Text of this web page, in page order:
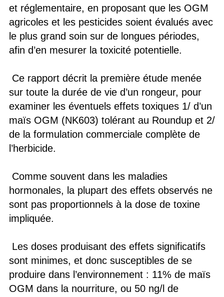
et réglementaire, en proposant que les OGM
agricoles et les pesticides soient évalués avec
le plus grand soin sur de longues périodes,
afin d’en mesurer la toxicité potentielle.
Ce rapport décrit la première étude menée
sur toute la durée de vie d’un rongeur, pour
examiner les éventuels effets toxiques 1/ d’un
maïs OGM (NK603) tolérant au Roundup et 2/
de la formulation commerciale complète de
l’herbicide.
Comme souvent dans les maladies
hormonales, la plupart des effets observés ne
sont pas proportionnels à la dose de toxine
impliquée.
Les doses produisant des effets significatifs
sont minimes, et donc susceptibles de se
produire dans l’environnement : 11% de maïs
OGM dans la nourriture, ou 50 ng/l de